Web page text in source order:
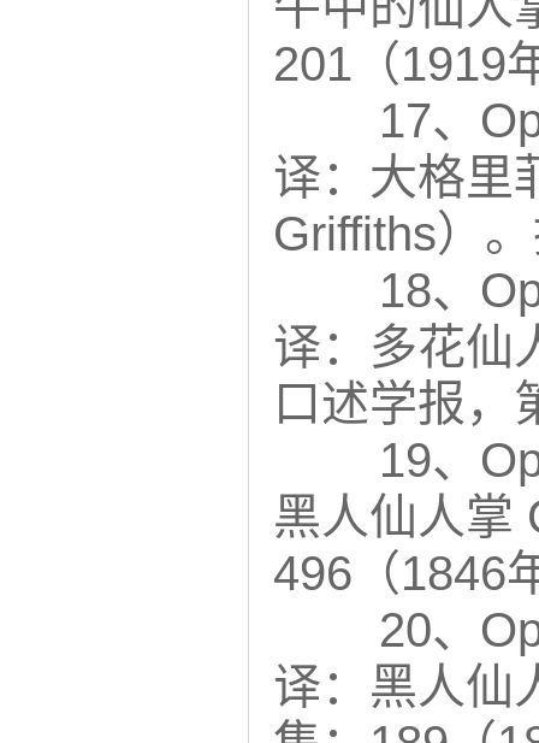
201（1919
17、
译：大格里
Griffiths）
18、
译：多花仙
口述学报，
19、
黑人仙人掌
496（1846
20、
译：黑人仙